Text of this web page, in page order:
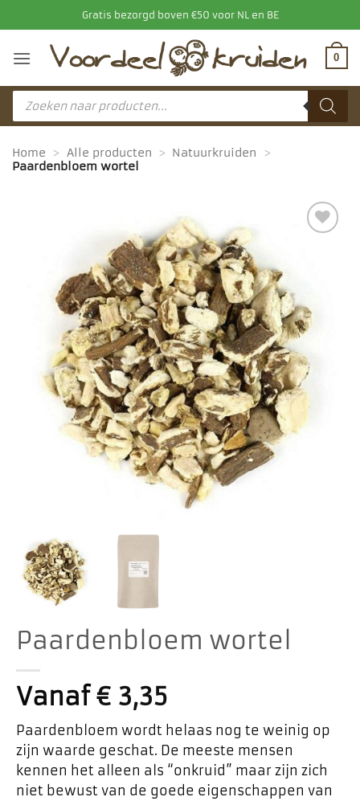
naar
inhoud
Gratis bezorgd boven €50 voor NL en BE
0
Producten
zoeken
Home > Alle producten > Natuurkruiden
>
Paardenbloem wortel
favorieten
Paardenbloem wortel
Vanaf€3,35
Paardenbloem wordt helaas nog te weinig op
zijn waarde geschat. De meeste mensen
kennen het alleen als “onkruid” maar zijn zich
niet bewust van de goede eigenschappen van